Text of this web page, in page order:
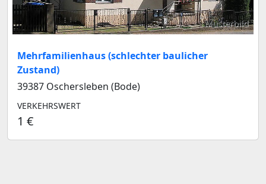
Musterbild
Mehrfamilienhaus (schlechter baulicher
Zustand)
39387 Oschersleben (Bode)
VERKEHRSWERT
1 €